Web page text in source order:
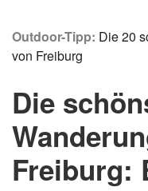
Outdoor-Tipp: Die 20
von Freiburg
Die
Freiburg: